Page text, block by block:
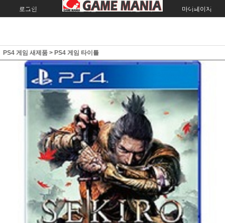
로그인 회원가입 주문조회 마이페이지
PS4 게임 새제품 > PS4 게임 타이틀